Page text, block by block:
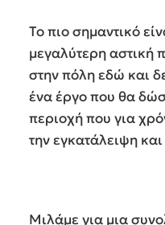
Το πιο σημαντικό
μεγαλύτερη αστική
στην πόλη εδώ και
ένα έργο που θα
περιοχή που για
την εγκατάλειψη
Μιλάμε για μια